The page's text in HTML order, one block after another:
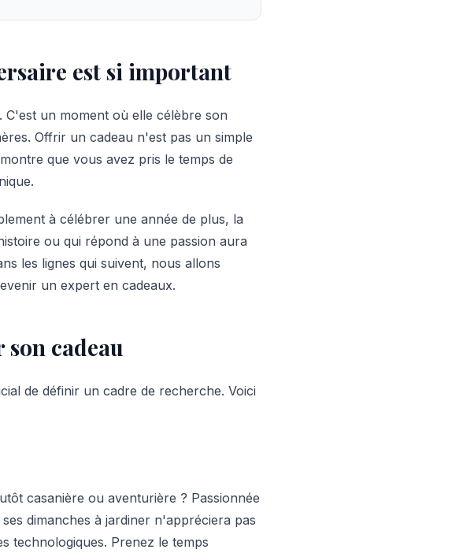
est si important
un moment où elle célèbre son
Offrir un cadeau n'est pas un simple
que vous avez pris le temps de
à célébrer une année de plus, la
ou qui répond à une passion aura
les lignes qui suivent, nous allons
un expert en cadeaux.
cadeau
de définir un cadre de recherche. Voici
casanière ou aventurière ? Passionnée
dimanches à jardiner n'appréciera pas
technologiques. Prenez le temps